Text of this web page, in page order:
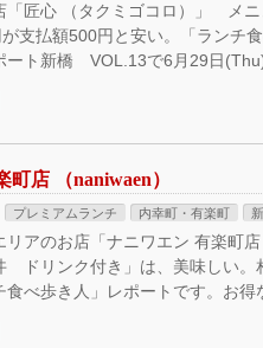
「匠心 （タクミゴコロ）」 メ
支払額500円と安い。「ランチ
ート新橋 VOL.13で6月29日
店 （naniwaen）
プレミアムランチ 内幸町・有楽町
リアのお店「ナニワエン 有楽町
ドリンク付き」は、美味しい。
食べ歩き人」レポートです。お得